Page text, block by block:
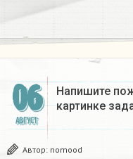
06
АВГУСТ
Напишите
картинке
Автор: nomood